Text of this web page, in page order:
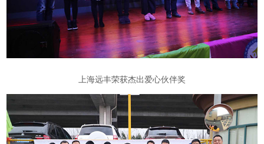
上海远丰荣获杰出爱心伙伴奖